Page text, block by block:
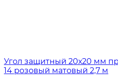
Угол защитный 20х20 мм
14 розовый матовый 2,7 м